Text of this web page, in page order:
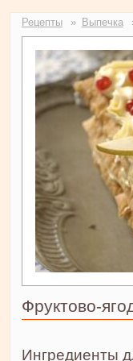
Рецепты Выпечка
Фруктово-
Ингредиенты